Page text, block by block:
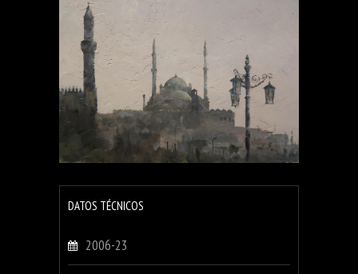
DATOS TÉCNICOS
2006-23